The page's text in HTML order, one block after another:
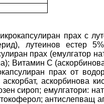
прах с
лутеинов естер
прах (емулгатор
Витамин С
прах от
аскорбинова
сироп; емулгатори:
антислепващ